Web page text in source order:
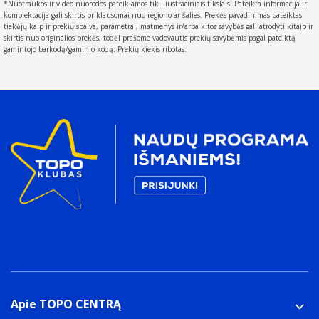
30 cm
Ekrano tipas
Type of display (screen) e.g. LCD.
Energijos valdymas
Maitinimo šaltinis
What is providing power for the product e.g. mains
electricity.
Baterija
AC įėjimo įtampa
AC įėjimo dažnis
Baterijos įtampa
*Nuotraukos ir video nuorodos pateikiamos tik iliustraciniais tikslais. Pateikta informacija ir
komplektacija gali skirtis priklausomai nuo regiono ar šalies. Prekės pavadinimas pateiktas
tiekėjų kaip ir prekių spalva, parametrai, matmenys ir/arba kitos savybės gali atrodyti kitaip ir
skirtis nuo originalios prekės, todėl prašome vadovautis prekių savybėmis pagal pateiktą
gamintojo barkodą/gaminio kodą. Prekių kiekis ribotas.
Apie TOPO CENTRĄ